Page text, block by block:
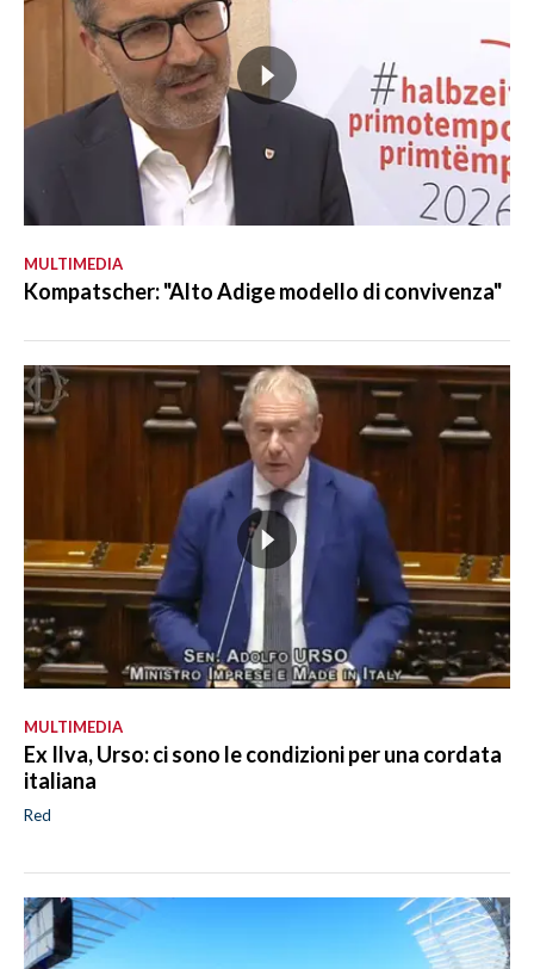
MULTIMEDIA
Kompatscher: "Alto Adige modello di convivenza"
MULTIMEDIA
Ex Ilva, Urso: ci sono le condizioni per una cordata
italiana
Red